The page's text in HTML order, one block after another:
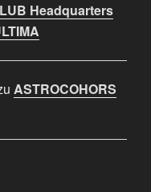
Headquarters
ASTROCOHORS